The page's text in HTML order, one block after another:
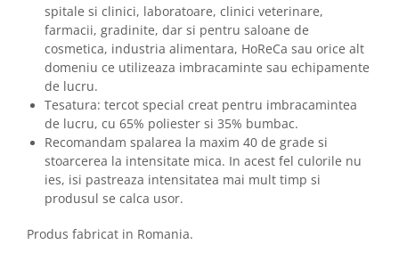
spitale si clinici, laboratoare, clinici veterinare,
farmacii, gradinite, dar si pentru saloane de
cosmetica, industria alimentara, HoReCa sau orice alt
domeniu ce utilizeaza imbracaminte sau echipamente
de lucru.
Tesatura: tercot special creat pentru imbracamintea
de lucru, cu 65% poliester si 35% bumbac.
Recomandam spalarea la maxim 40 de grade si
stoarcerea la intensitate mica. In acest fel culorile nu
ies, isi pastreaza intensitatea mai mult timp si
produsul se calca usor.
Produs fabricat in Romania.